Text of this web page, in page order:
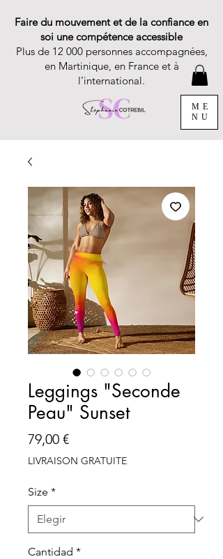
Faire du mouvement et de la confiance en
soi une compétence accessible
Plus de 12 000 personnes accompagnées,
en Martinique, en France et à
l’international.
ME
NU
Leggings "Seconde
Peau" Sunset
79,00 €Precio
LIVRAISON GRATUITE
Size *
Cantidad *